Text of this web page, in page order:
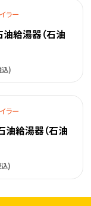
ラー
給湯器（石油
込)
ラー
給湯器（石油
)